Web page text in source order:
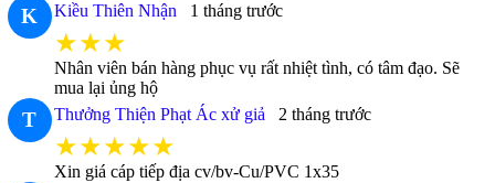
K Kiều Thiên Nhận 1 tháng trước
★★★
Nhân viên bán hàng phục vụ rất nhiệt tình, có tâm đạo. Sẽ
mua lại ủng hộ
T Thưởng Thiện Phạt Ác xử giả 2 tháng trước
★★★★★
Xin giá cáp tiếp địa cv/bv-Cu/PVC 1x35